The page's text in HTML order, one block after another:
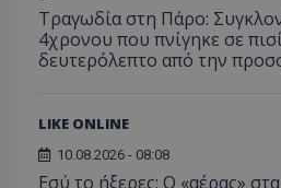
Τραγωδία στη Πάρο:
4χρονου που πνίγηκε σε
δευτερόλεπτο από την
LIKE ONLINE
10.08.2026 - 08:08
Εσύ το ήξερες; Ο «αέρας»